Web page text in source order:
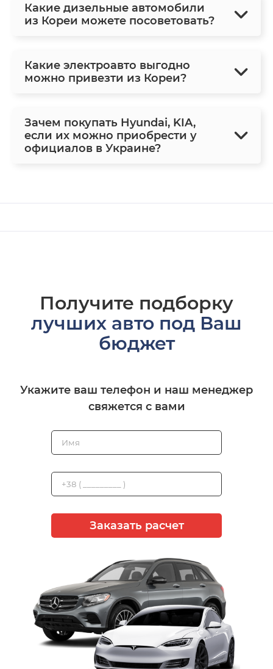
Какие дизельные автомобили
из Кореи можете посоветовать?
Какие электроавто выгодно
можно привезти из Кореи?
Зачем покупать Hyundai, KIA,
если их можно приобрести у
официалов в Украине?
Получите подборку
лучших авто под Ваш
бюджет
Укажите ваш телефон и наш менеджер
свяжется с вами
Заказать расчет